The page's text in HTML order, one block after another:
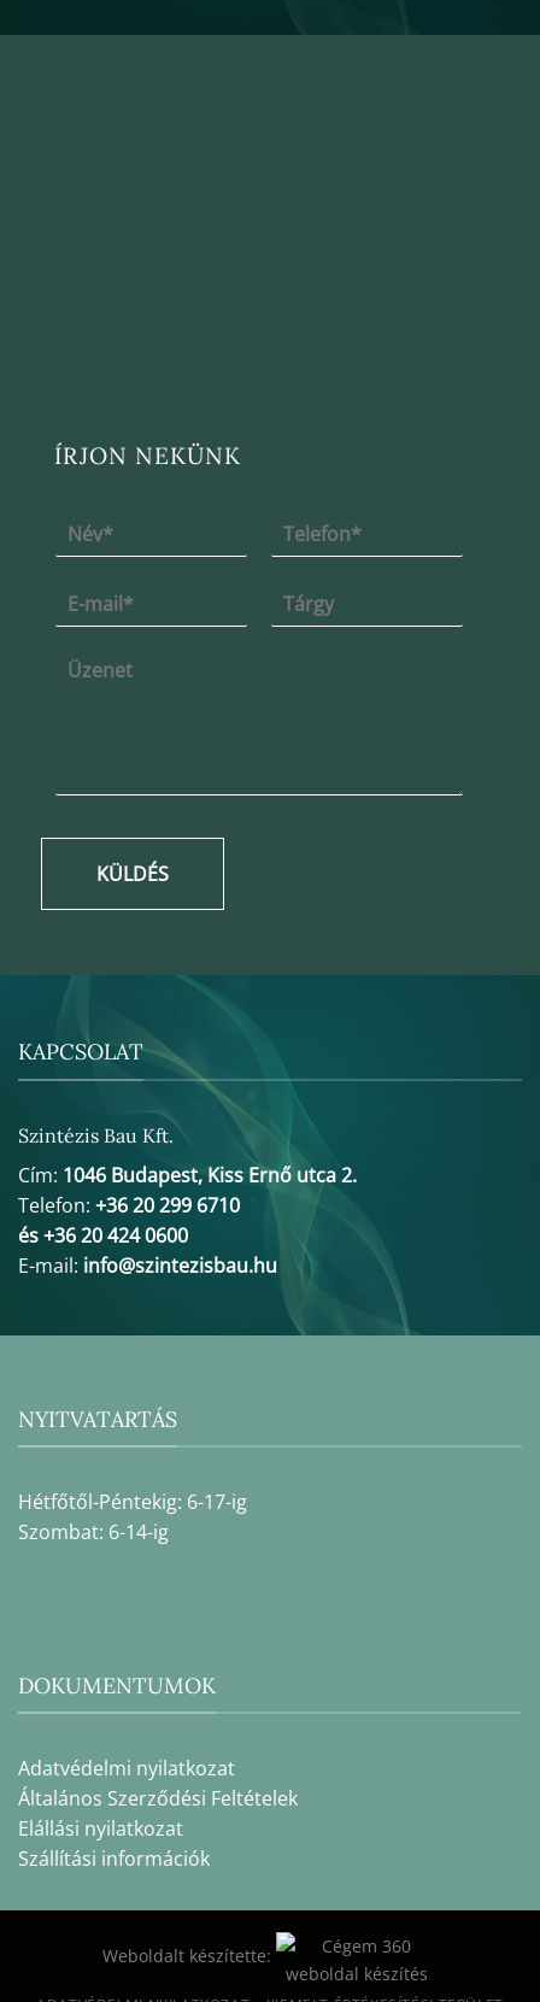
ÍRJON NEKÜNK
KÜLDÉS
KAPCSOLAT
Szintézis Bau Kft.
Cím: 1046 Budapest, Kiss Ernő utca 2.
Telefon: +36 20 299 6710
és +36 20 424 0600
E-mail: info@szintezisbau.hu
NYITVATARTÁS
Hétfőtől-Péntekig: 6-17-ig
Szombat: 6-14-ig
DOKUMENTUMOK
Adatvédelmi nyilatkozat
Általános Szerződési Feltételek
Elállási nyilatkozat
Szállítási információk
Weboldalt készítette: